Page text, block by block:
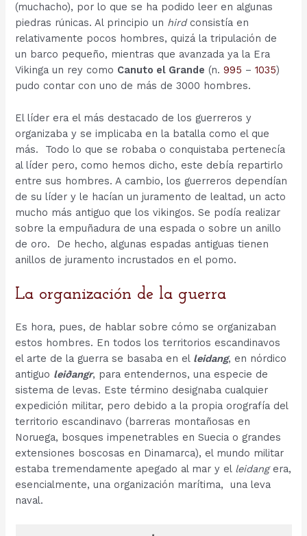
(muchacho), por lo que se ha podido leer en algunas
piedras rúnicas. Al principio un hirdconsistía en
relativamente pocos hombres, quizá la tripulación de
un barco pequeño, mientras que avanzada ya la Era
Vikinga un rey como Canuto el Grande (n.995 –1035)
pudo contar con uno de más de 3000 hombres.
El líder era el más destacado de los guerreros y
organizaba y se implicaba en la batalla como el que
más. Todo lo que se robaba o conquistaba pertenecía
al líder pero, como hemos dicho, este debía repartirlo
entre sus hombres. A cambio, los guerreros dependían
de su líder y le hacían un juramento de lealtad, un acto
mucho más antiguo que los vikingos. Se podía realizar
sobre la empuñadura de una espada o sobre un anillo
de oro. De hecho, algunas espadas antiguas tienen
anillos de juramento incrustados en el pomo.
La organización de la guerra
Es hora, pues, de hablar sobre cómo se organizaban
estos hombres. En todos los territorios escandinavos
el arte de la guerra se basaba en el leidang, en nórdico
antiguo leiðangr, para entendernos, una especie de
sistema de levas. Este término designaba cualquier
expedición militar, pero debido a la propia orografía del
territorio escandinavo (barreras montañosas en
Noruega, bosques impenetrables en Suecia o grandes
extensiones boscosas en Dinamarca), el mundo militar
estaba tremendamente apegado al mar y el leidangera,
esencialmente, una organización marítima, una leva
naval.